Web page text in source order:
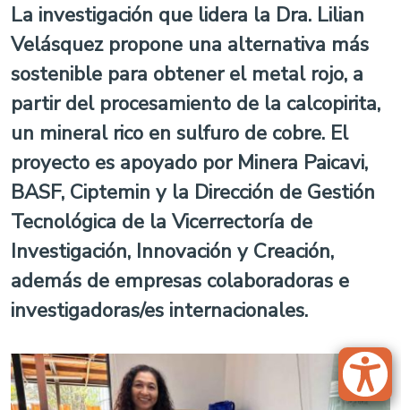
La investigación que lidera la Dra. Lilian
Velásquez propone una alternativa más
sostenible para obtener el metal rojo, a
partir del procesamiento de la calcopirita,
un mineral rico en sulfuro de cobre. El
proyecto es apoyado por Minera Paicavi,
BASF, Ciptemin y la Dirección de Gestión
Tecnológica de la Vicerrectoría de
Investigación, Innovación y Creación,
además de empresas colaboradoras e
investigadoras/es internacionales.